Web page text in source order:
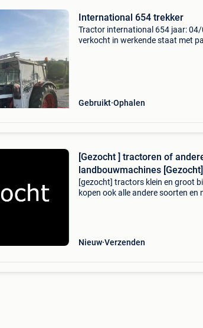
International 654 trekker
Tractor international 654 jaar:
verkocht in werkende staat met
Gebruikt Ophalen
[Gezocht ] tractoren of
landbouwmachines [Gezocht]
[gezocht] tractors klein en groot
kopen ook alle andere soorten en
Nieuw Verzenden